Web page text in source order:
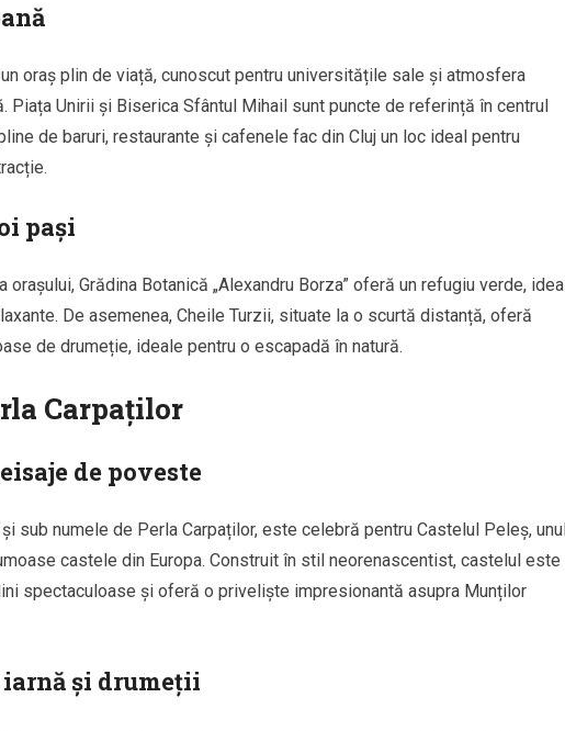
oraș plin de viață, cunoscut pentru universitățile sale și atmosfera
Piața Unirii și Biserica Sfântul Mihail sunt puncte de referință în centrul
de baruri, restaurante și cafenele fac din Cluj un loc ideal pentru
pași
orașului, Grădina Botanică „Alexandru Borza” oferă un refugiu verde, ideal
De asemenea, Cheile Turzii, situate la o scurtă distanță, oferă
de drumeție, ideale pentru o escapadă în natură.
Carpaților
de poveste
sub numele de Perla Carpaților, este celebră pentru Castelul Peleș, unul
castele din Europa. Construit în stil neorenascentist, castelul este
spectaculoase și oferă o priveliște impresionantă asupra Munților
și drumeții